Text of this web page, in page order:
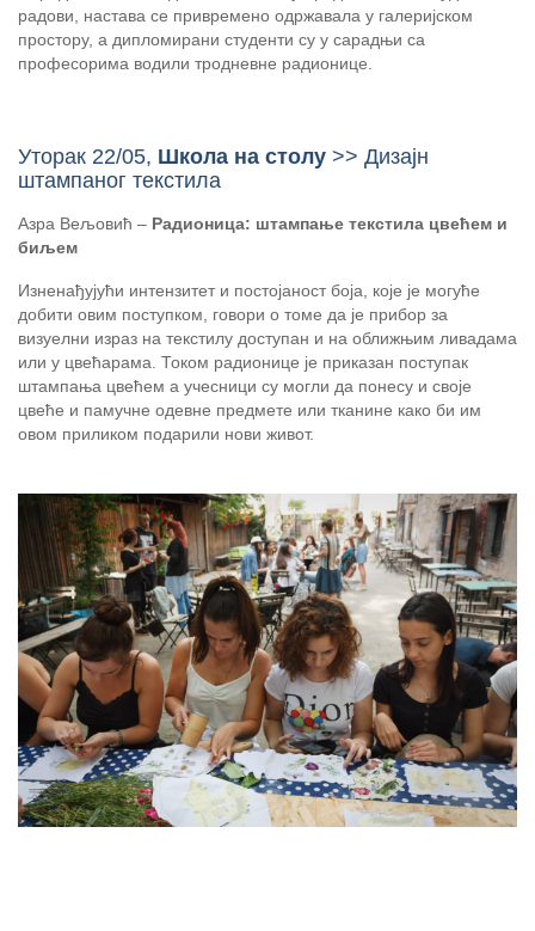
радови, настава се привремено одржавала у галеријском
простору, а дипломирани студенти су у сарадњи са
професорима водили тродневне радионице.
Уторак 22/05, Школа на столу >> Дизајн
штампаног текстила
Азра Вељовић – Радионица: штампање текстила цвећем и
биљем
Изненађујући интензитет и постојаност боја, које је могуће
добити овим поступком, говори о томе да је прибор за
визуелни израз на текстилу доступан и на оближњим ливадама
или у цвећарама. Током радионице је приказан поступак
штампања цвећем а учесници су могли да понесу и своје
цвеће и памучне одевне предмете или тканине како би им
овом приликом подарили нови живот.